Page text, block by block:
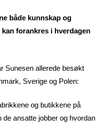
både kunnskap og
forankres i hverdagen
Sunesen allerede besøkt
Sverige og Polen:
og butikkene på
ansatte jobber og hvordan